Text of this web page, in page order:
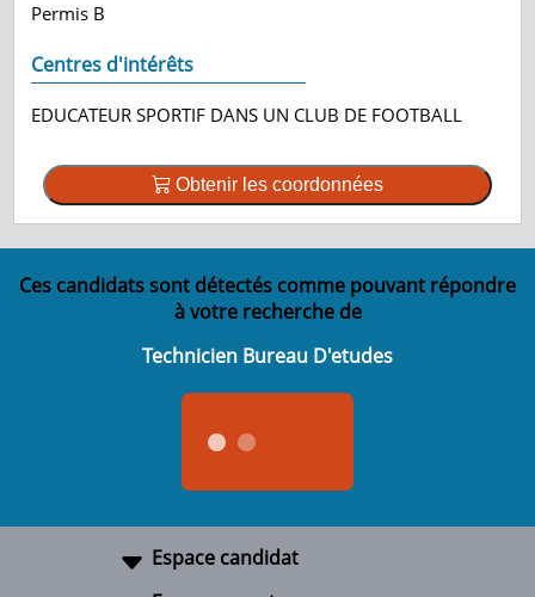
Permis B
Centres d'intérêts
EDUCATEUR SPORTIF DANS UN CLUB DE FOOTBALL
Obtenir les coordonnées
Ces candidats sont détectés comme pouvant répondre
à votre recherche de
Technicien Bureau D'etudes
Espace candidat